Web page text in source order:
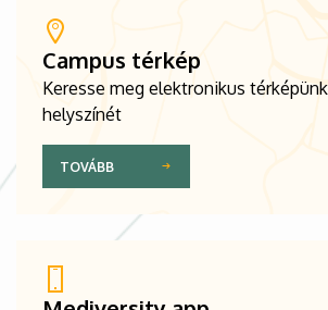
Campus térkép
Keresse meg elektronikus
helyszínét
TOVÁBB